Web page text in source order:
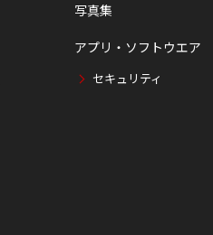
写真集
アプリ・ソフトウエア
セキュリティ